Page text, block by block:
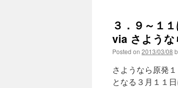
３．９～１
via さような
Posted on 2013/03/08
さようなら原発
となる３月１１